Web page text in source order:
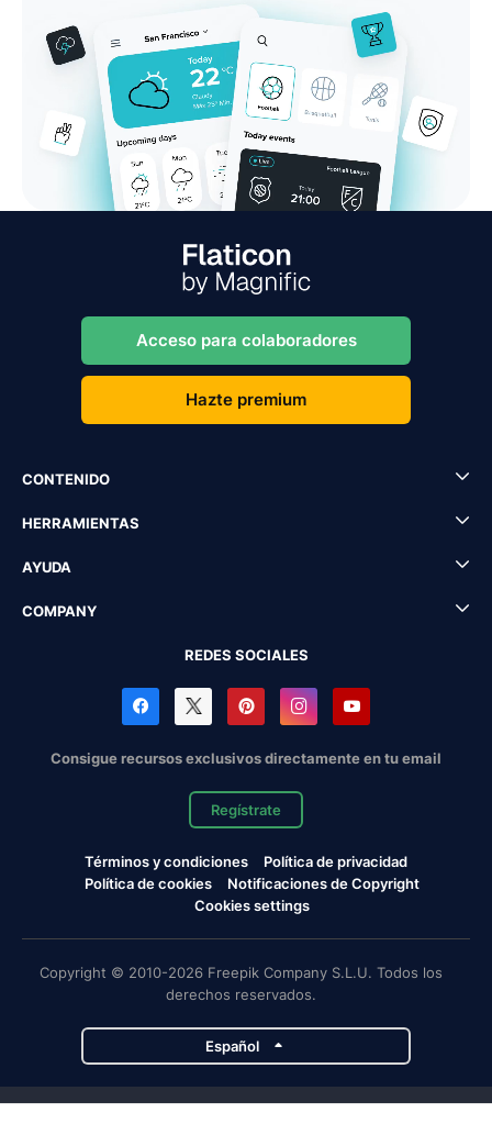
Acceso para colaboradores
Hazte premium
CONTENIDO
HERRAMIENTAS
AYUDA
COMPANY
REDES SOCIALES
Consigue recursos exclusivos directamente en tu email
Regístrate
Términos y condiciones
Política de privacidad
Política de cookies
Notificaciones de Copyright
Cookies settings
Copyright © 2010-2026 Freepik Company S.L.U. Todos los
derechos reservados.
Español